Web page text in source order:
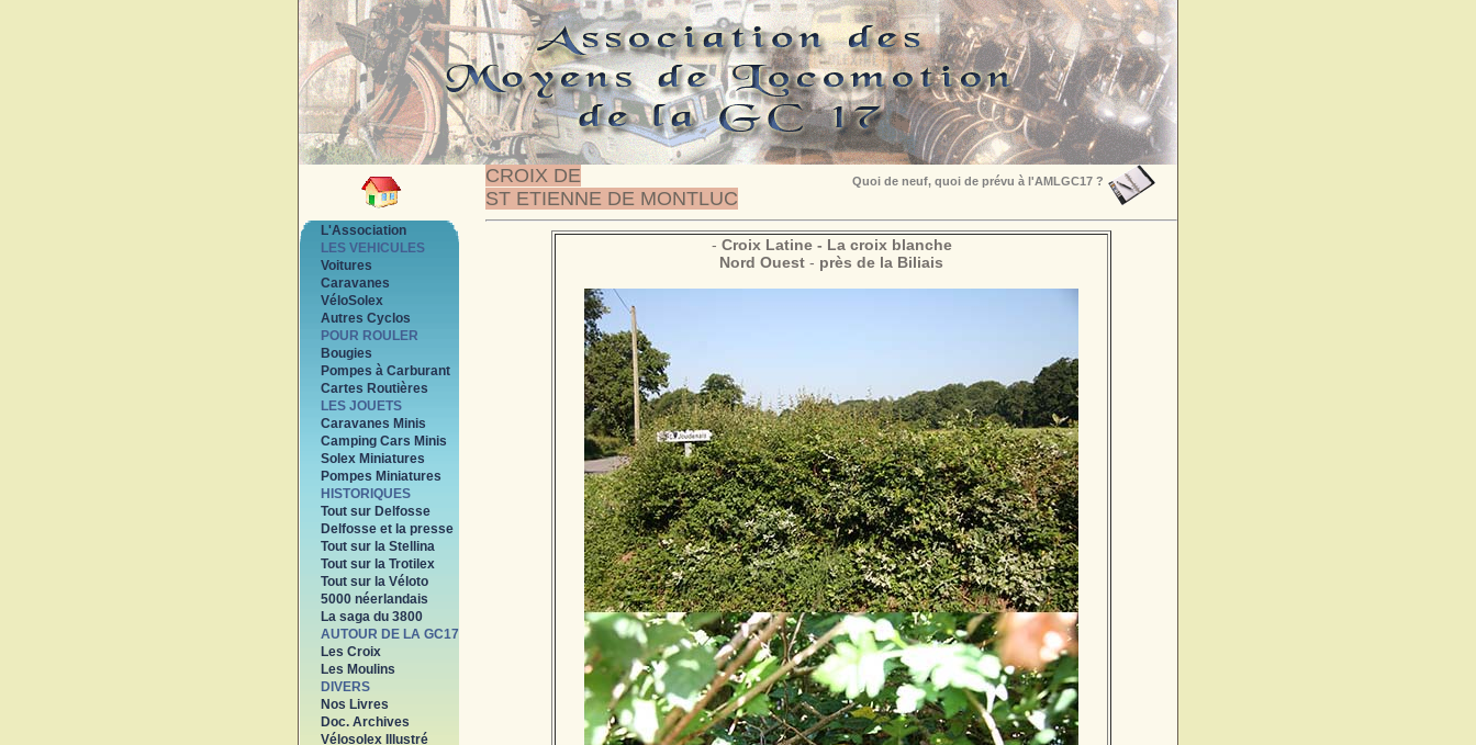
CROIX DE
ST ETIENNE DE MONTLUC
Quoi de neuf, quoi de prévu à l'AMLGC17 ?
L'Association
LES VEHICULES
Voitures
Caravanes
VéloSolex
Autres Cyclos
POUR ROULER
Bougies
Pompes à Carburant
Cartes Routières
LES JOUETS
Caravanes Minis
Camping Cars Minis
Solex Miniatures
Pompes Miniatures
HISTORIQUES
Tout sur Delfosse
Delfosse et la presse
Tout sur la Stellina
Tout sur la Trotilex
Tout sur la Véloto
5000 néerlandais
La saga du 3800
AUTOUR DE LA GC17
Les Croix
Les Moulins
DIVERS
Nos Livres
Doc. Archives
Vélosolex Illustré
- Croix Latine - La croix blanche
Nord Ouest - près de la Biliais